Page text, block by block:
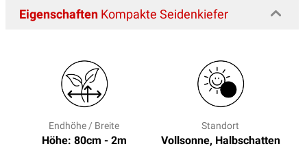
Eigenschaften Kompakte Seidenkiefer
Endhöhe / Breite
Höhe: 80cm - 2m
Standort
Vollsonne, Halbschatten